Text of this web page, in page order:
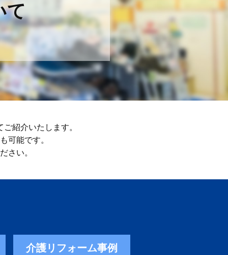
て
紹介いたします。
可能です。
さい。
介護リフォーム事例